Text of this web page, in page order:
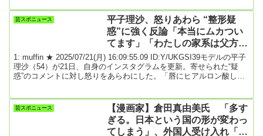
隊基地に隣接した土地などが外国人に買い占められてしまう現状に
ついて問題視する意見も出てきて、進行役の阿川佐和子氏が「重要
な土地ならわかるけれども、ご...
芸スポニュース
平子理沙、怒りあわら “整形疑
惑”に強く反論「本当にムカつい
てます」「わたしの家系は父方が
皆唇が厚い」
1: muffin ★ 2025/07/21(月) 16:09:55.09 ID:Y/UKGSI39モデルの平子
理沙（54）が21日、自身のインスタグラムを更新。寄せられた“疑
惑”のコメントに対し怒りをあらわにした。「唇にヒアルロン酸して
ってないし、やる気もないのでご安心くださいませ」と断言。「わ
たしの家系は父方が皆唇が厚い」と家族の特徴も説明したうえで、
芸スポニュース
【漫画家】倉田真由美氏 「多す
ぎる。日本という国の形が変わっ
てしまう」、外国人受け入れ「総